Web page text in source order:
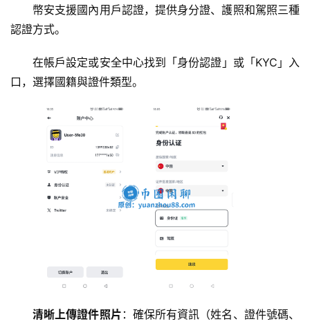
幣安支援國內用戶認證，提供身分證、護照和駕照三種
認證方式。
在帳戶設定或安全中心找到「身份認證」或「KYC」入
口，選擇國籍與證件類型。
清晰上傳證件照片 ：確保所有資訊（姓名、證件號碼、